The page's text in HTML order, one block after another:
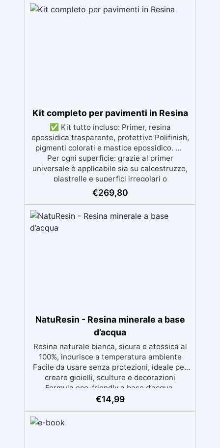
materiali. Certificata post-catalisi atossica e
sicura per il contatto con la pelle, Bpa Free e
Kit completo per pavimenti in Resina
✅ Kit tutto incluso: Primer, resina
epossidica trasparente, protettivo Polifinish,
pigmenti colorati e mastice epossidico. ✅
Per ogni superficie: grazie al primer
universale è applicabile sia su calcestruzzo,
piastrelle e superfici irregolari o
danneggiate. ✅ Facile da applicare: Video
Guida completa inclusa, 3 semplici passaggi,
finitura protettiva antigraffio. ✅ Risultati
professionali: Sistema autolivellante,
€269,80
NatuResin - Resina minerale a base
d’acqua
Resina naturale bianca, sicura e atossica al
100%, indurisce a temperatura ambiente
Facile da usare senza protezioni, ideale per
creare gioielli, sculture e decorazioni
Formula eco-friendly a base d’acqua,
alternativa sicura alle resine tradizionali
utilizzo in casa senza rischi Multiuso e
versatile, pronta in soli 30 minuti per
€14,99